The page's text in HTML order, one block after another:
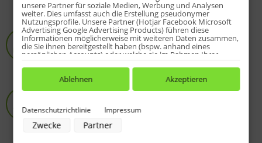
HSK-Spezialist
Online-Shop seit 2009
über 10.000 zufriedene Kunden
Aufmaß & Montage
durch HSK-Fachmann
in ganz Deutschland
unsere Partner für soziale Medien, Werbung und Analysen
weiter. Dies umfasst auch die Erstellung pseudonymer
Nutzungsprofile. Unsere Partner (Hotjar Facebook Microsoft
Advertising Google Advertising Products) führen diese
Informationen möglicherweise mit weiteren Daten zusammen,
die Sie ihnen bereitgestellt haben (bspw. anhand eines
persönlichen Accounts) oder welche sie im Rahmen Ihrer
Nutzung der Dienste gesammelt haben (bspw. Nutzungsdaten
anderer Geräte). Ihre Einwilligung zur Nutzung von Cookies
und Pixeln können Sie jederzeit widerrufen, indem Sie auf den
Datenschutz-Button links unten klicken und dort die
Zwecke der Datenverarbeitung durch unsere Partner:
Speichern von oder Zugriff auf Informationen auf einem Endgerät
Datenschutzrichtlinie Impressum
Zwecke Partner
Ablehnen Akzeptieren